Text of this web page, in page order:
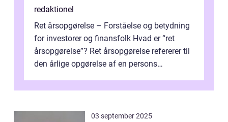
redaktionel
Ret årsopgørelse – Forståelse og betydning
for investorer og finansfolk Hvad er “ret
årsopgørelse”? Ret årsopgørelse refererer til
den årlige opgørelse af en persons
03 september 2025